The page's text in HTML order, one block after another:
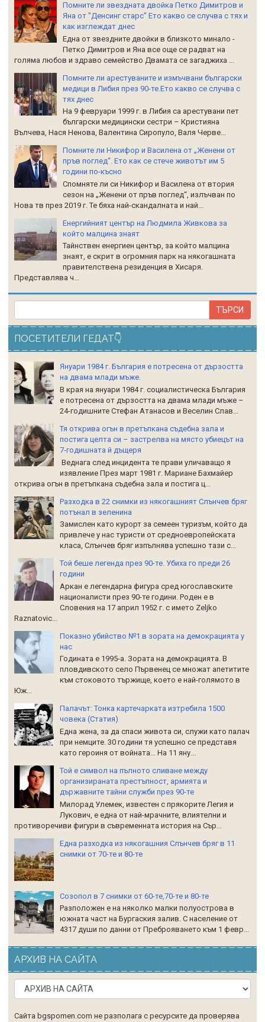
Помните ли звездната двойка Петко Димитров и
Яна от "Денсинг старс" Ето какво се случва с тях и
как изглеждат днес
Една от звездните двойки в близкото минало -
Петко Димитров и Яна все още се радват на
голяма любов и здраво семейство Двамата се загаджиха ...
Помните ли арестуваните и измъчвани български
медици в Либия през 90-те.Ето какво се случва с
тях днес
На 9 февруари 1999 г. в Либия са арестувани пет
български медицински сестри – Кристияна
Вълчева, Нася Ненова, Валентина Сиропуло, Валя Черве...
Помните ли Никифор и Василена от „Женени от
пръв поглед“. Ето как се стече животът им 5
години по-късно
Спомняте ли си Никифор и Василена от втория
сезон на „Женени от пръв поглед“, излъчван по
Нова тв през 2019 г. Те бяха най-скандалната и най...
Енергийният център на Людмила Живкова за
който малцина знаят
Тайнствен енергиен център, за който малцина
знаят, е скрит в огромния парк на някогашната
правителствена резиденция в Хисаря.
Представлява ч...
ПОСЕТИТЕЛИ ГЕДАТ👇
Януари 1984 г. България е потресена от дързостта
на двама млади мъже.
В края на януари 1984 г. социалистическа България
е потресена от дързостта на двама млади мъже –
24-годишните Стефан Атанасов и Веселин Слав...
Тя открива огън в претъпкана съдебна зала и
постига целта си – застрелва на място убиецът на
7-годишната й дъщеря
Веднага след инцидента те прави уличаващо я
изявление През март 1981 г. Мариане Бахмайер
открива огън в претъпкана съдебна зала и постига ц...
Разходка в 22 снимки из някогашният Слънчев бряг
потънал в зеленина
Замислен като курорт за семеен туризъм, който да
привлече у нас туристи от средноевропейската
класа, Слънчев бряг изпълнява успешно тази с...
Той беше легенда през 90-те. Убиха го преди 26
години
Аркан е легендарна фигура сред югославските
националисти през 90-те години. Роден е в
Словения на 17 април 1952 г. с името Zeljko
Raznatoviс...
Показно убийство №1 в зората на демокрацията у
нас
Годината е 1995-а. Зората на демокрацията. В
пловдивското село Първенец се множат апетитите
към стоковото тържище, което е най-голямото в
Юж...
Палачът: Тонка картечарката изтребила 1500
човека (Статия)
Една жена, за да спаси живота си, служи като палач
при немците. 30 години тя успешно се представя
като героиня от войната... На 11 яну...
Той е символ на пълното сливане между
организираната престъпност, армията и
държавните тайни служби през 90-те
Милорад Улемек, известен с прякорите Легия и
Лукович, е една от най-мрачните, влиятелни и
противоречиви фигури в съвременната история на Сър...
Една разходка из някогашния Слънчев бряг в 11
снимки от 70-те и 80-те
Созопол в 7 снимки от 60-те,70-те и 80-те
Разположен е на няколко малки полуострова в
южната част на Бургаския залив. С население от
4317 души по данни от Преброяването към 1 февр...
АРХИВ НА САЙТА
Сайта bgspomen.com не разполага с ресурсите да проверява